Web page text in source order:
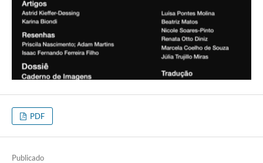
PDF
Publicado